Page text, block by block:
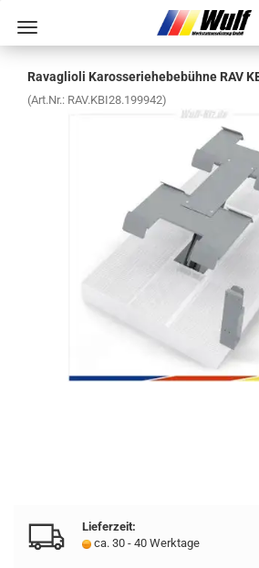
Ra­vaglio­li Ka­ros­se­rie­he­be­büh­ne RAV
(Art.Nr.: RAV.KBI28.199942)
Lieferzeit:
ca. 30 - 40 Werktage